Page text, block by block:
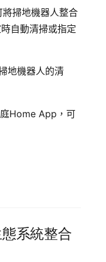
掃地機器人整合
自動清掃或指定
地機器人的清
Home App，可
系統整合